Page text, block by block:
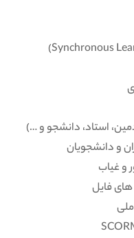
استاد، دانشجو و …)
و دانشجویان
و غیاب
های فایل